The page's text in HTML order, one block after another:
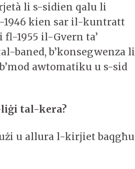
li s-sidien qalu li
1946 kien sar il-kuntratt
1955 il-Gvern ta’
b’konsegwenza li
awtomatiku u s-sid
tal-kera?
u allura l-kirjiet baqgħu